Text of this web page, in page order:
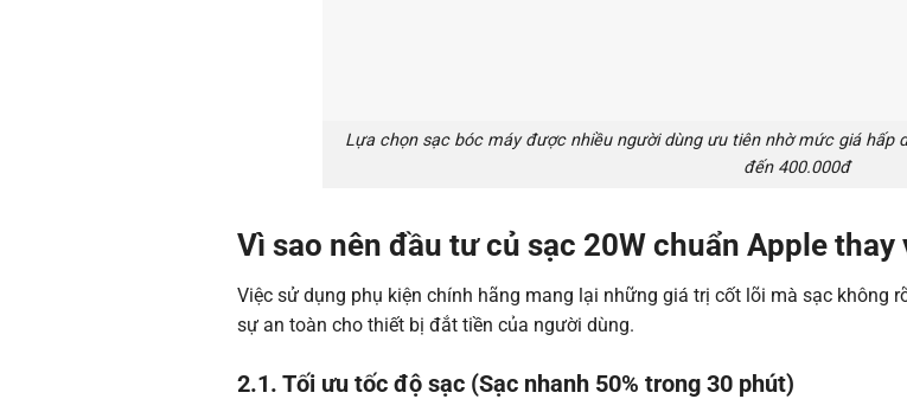
Lựa chọn sạc bóc máy được nhiều người dùng ưu tiên nhờ mức giá hấp
đến 400.000đ
Vì sao nên đầu tư củ sạc 20W chuẩn Apple thay
Việc sử dụng phụ kiện chính hãng mang lại những giá trị cốt lõi mà sạc không
sự an toàn cho thiết bị đắt tiền của người dùng.
2.1. Tối ưu tốc độ sạc (Sạc nhanh 50% trong 30 phút)